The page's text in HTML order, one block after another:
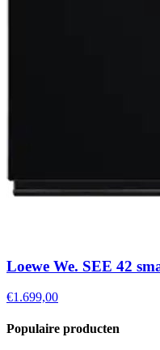
Loewe We. SEE 42
€1.699,00
Populaire producten